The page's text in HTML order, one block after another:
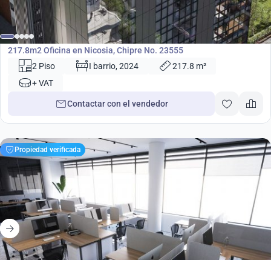
€865 000
Oficina
217.8m2 Oficina en Nicosia, Chipre No. 23555
2 Piso
I barrio, 2024
217.8 m²
+ VAT
Contactar con el vendedor
Propiedad verificada